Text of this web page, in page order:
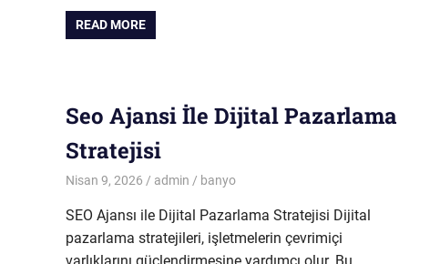
READ MORE
Seo Ajansi İle Dijital Pazarlama
Stratejisi
Nisan 9, 2026 admin banyo
SEO Ajansı ile Dijital Pazarlama Stratejisi Dijital
pazarlama stratejileri, işletmelerin çevrimiçi